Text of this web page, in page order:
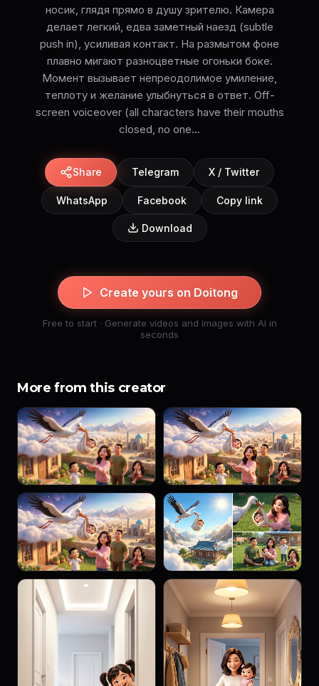
носик, глядя прямо в душу зрителю. Камера
делает легкий, едва заметный наезд (subtle
push in), усиливая контакт. На размытом фоне
плавно мигают разноцветные огоньки боке.
Момент вызывает непреодолимое умиление,
теплоту и желание улыбнуться в ответ. Off-
screen voiceover (all characters have their mouths
closed, no one...
Share Telegram X / Twitter
WhatsApp Facebook Copy link
Download
Create yours on Doitong
Free to start · Generate videos and images with AI in
seconds
More from this creator